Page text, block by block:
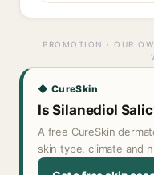
PROMOTION · OUR
◆ CureSkin
Is Silanediol
A free CureSkin
skin type, climate and